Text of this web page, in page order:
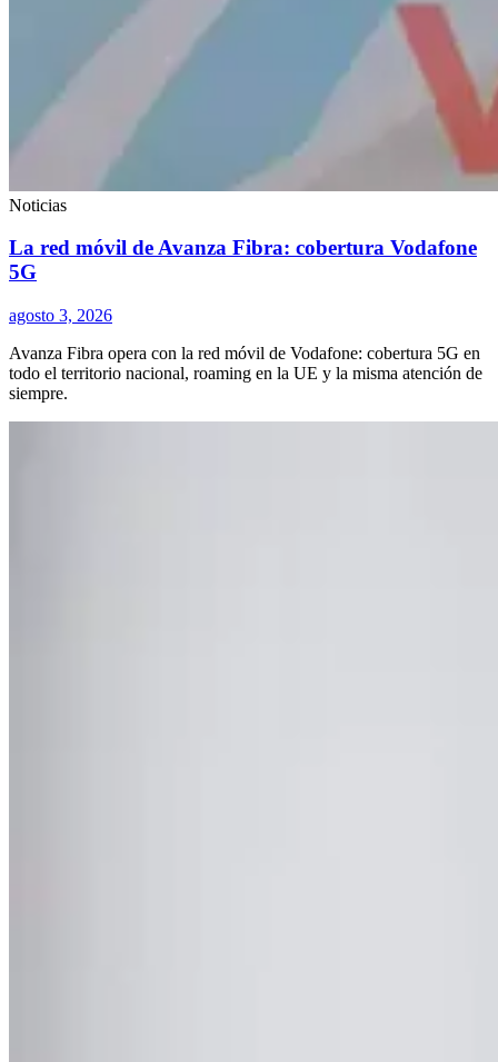
Noticias
La red móvil de Avanza Fibra: cobertura Vodafone
5G
agosto 3, 2026
Avanza Fibra opera con la red móvil de Vodafone: cobertura 5G en
todo el territorio nacional, roaming en la UE y la misma atención de
siempre.